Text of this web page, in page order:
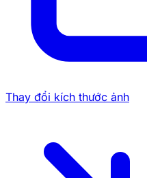
Thay đổi kích thước ảnh